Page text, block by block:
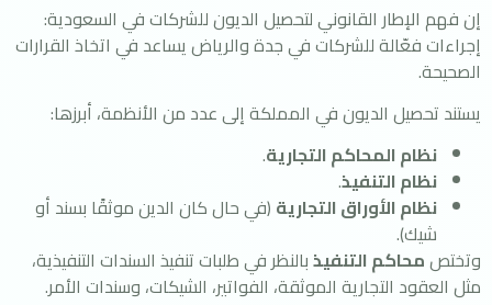
إن فهم الإطار القانوني لتحصيل الديون للشركات في السعودية:
إجراءات فعّالة للشركات في جدة والرياض يساعد في اتخاذ القرارات
الصحيحة.
يستند تحصيل الديون في المملكة إلى عدد من الأنظمة، أبرزها:
نظام المحاكم التجارية.
نظام التنفيذ.
نظام الأوراق التجارية (في حال كان الدين موثقًا بسند أو
شيك).
وتختصمحاكم التنفيذبالنظر في طلبات تنفيذ السندات التنفيذية،
مثل العقود التجارية الموثقة، الفواتير، الشيكات، وسندات الأمر.